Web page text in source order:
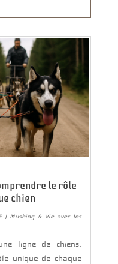
le rôle
chien
| Mushing & Vie avec les
ligne de chiens.
unique de chaque